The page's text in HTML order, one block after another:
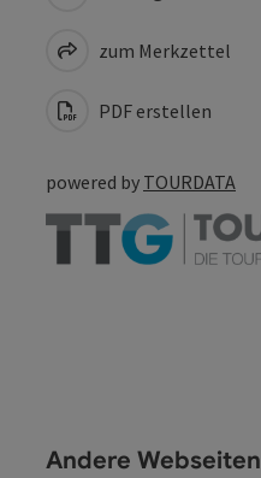
zum Merkzettel
PDF erstellen
powered by TOURDATA
Andere Webseiten